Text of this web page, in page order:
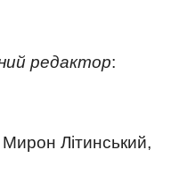
редактор:
Літинський,